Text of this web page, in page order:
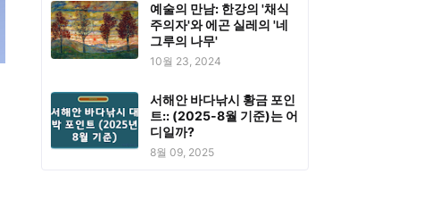
예술의 만남: 한강의 '채식
주의자'와 에곤 실레의 '네
그루의 나무'
10월 23, 2024
서해안 바다낚시 황금 포인
트:: (2025-8월 기준)는 어
디일까?
8월 09, 2025